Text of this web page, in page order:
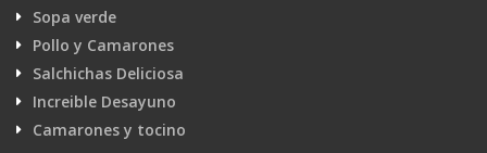
Sopa verde
Pollo y Camarones
Salchichas Deliciosa
Increible Desayuno
Camarones y tocino